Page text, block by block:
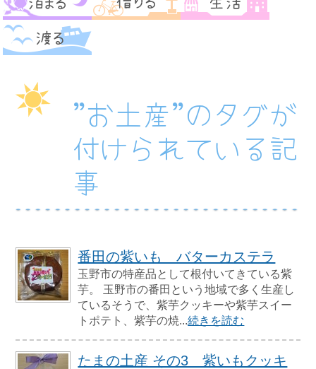
”お土産”のタグが
付けられている記
事
番田の紫いも バターカステラ
玉野市の特産品として根付いてきている紫
芋。 玉野市の番田という地域で多く生産し
ているそうで、紫芋クッキーや紫芋スイー
トポテト、紫芋の焼...続きを読む
たまの土産 その3 紫いもクッキ